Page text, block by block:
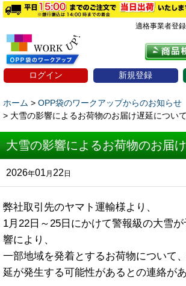
適格事業者登
ログイン 新規登録
ホーム > OPP袋のワークアップからのお知らせ
> 大雪の影響によるお荷物のお届け遅延について
大雪の影響によるお荷物のお届
2026年01 月 22 日
弊社取引先のヤマト運輸様より、
1月22日～25日にかけて警報級の大雪
響により、
一部地域を発着とするお荷物について
延が発生する可能性があるとの連絡があ